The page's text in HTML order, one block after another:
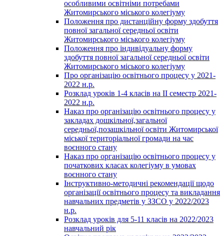
особливими освітніми потребами
Житомирського міського колегіуму
Положення про дистанційну форму здобуття
повної загальної середньої освіти
Житомирського міського колегіуму
Положення про індивідуальну форму
здобуття повної загальної середньої освіти
Житомирського міського колегіуму
Про організацію освітнього процесу у 2021-
2022 н.р.
Розклад уроків 1-4 класів на ІІ семестр 2021-
2022 н.р.
Наказ про організацію освітнього процесу у
закладах дошкільної,загальної
середньої,позашкільної освіти Житомирської
міської територіальної громади на час
воєнного стану
Наказ про організацію освітнього процесу у
початкових класах колегіуму в умовах
воєнного стану
Інструктивно-методичні рекомендації щодо
організації освітнього процесу та викладання
навчальних предметів у ЗЗСО у 2022/2023
н.р.
Розклад уроків для 5-11 класів на 2022/2023
навчальний рік